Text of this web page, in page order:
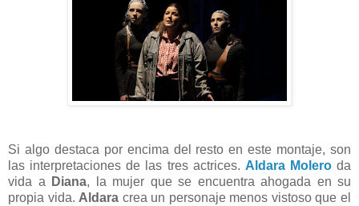
Si algo destaca por encima del resto en este montaje, son
las interpretaciones de las tres actrices. Aldara Moleroda
vida a Diana, la mujer que se encuentra ahogada en su
propia vida.Aldara crea un personaje menos vistoso que el